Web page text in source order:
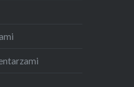
podwyższony